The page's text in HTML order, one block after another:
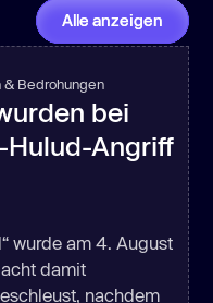
Alle anzeigen
Bedrohungen
bei
Hulud-Angriff
wurde am 4. August
damit
nachdem